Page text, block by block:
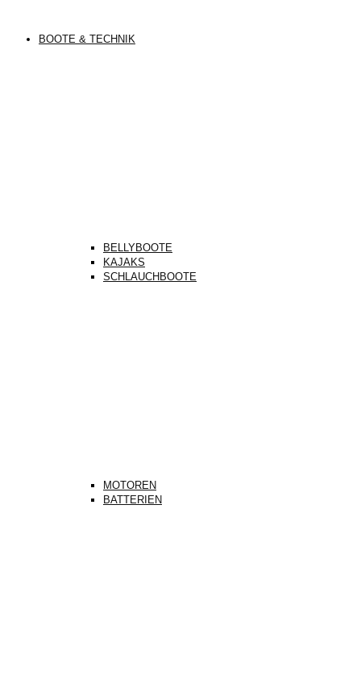
BOOTE & TECHNIK
BELLYBOOTE
KAJAKS
SCHLAUCHBOOTE
MOTOREN
BATTERIEN